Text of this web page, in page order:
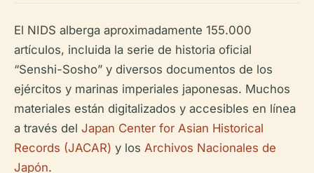
El NIDS alberga aproximadamente 155.000
artículos, incluida la serie de historia oficial
“Senshi-Sosho” y diversos documentos de los
ejércitos y marinas imperiales japonesas. Muchos
materiales están digitalizados y accesibles en línea
a través del Japan Center for Asian Historical
Records (JACAR) y los Archivos Nacionales de
Japón.